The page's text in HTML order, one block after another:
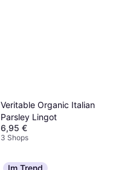
Veritable Organic Italian
Parsley Lingot
6,95 €
3 Shops
Im Trend